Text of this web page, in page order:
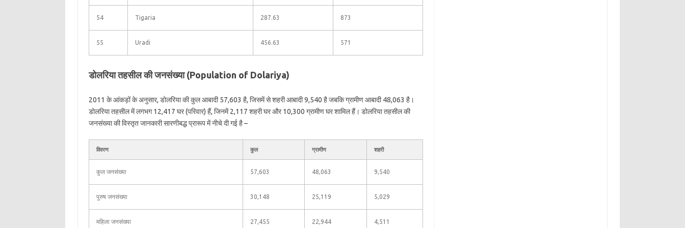
54 Tigaria 287.63 873
55 Uradi 456.63 571
डोलरिया तहसील की जनसंख्या (Population of Dolariya)
2011 के आंकड़ों के अनुसार, डोलरिया की कुल आबादी 57,603 है, जिसमें से शहरी आबादी 9,540 है जबकि ग्रामीण आबादी 48,063 है।
डोलरिया तहसील में लगभग 12,417 घर (परिवार) हैं, जिनमें 2,117 शहरी घर और 10,300 ग्रामीण घर शामिल हैं। डोलरिया तहसील की
जनसंख्या की विस्तृत जानकारी सारणीबद्ध प्रारूप में नीचे दी गई है –
विवरण कुल ग्रामीण शहरी
कुल जनसंख्या 57,603 48,063 9,540
पुरुष जनसंख्या 30,148 25,119 5,029
महिला जनसंख्या 27,455 22,944 4,511